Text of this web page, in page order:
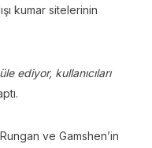
kumar sitelerinin
ediyor, kullanıcıları
ve Gamshen’in